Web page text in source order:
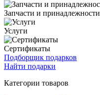
Запчасти и принадлежности
Услуги
Сертификаты
Подборщик подарков
Найти подарки
Категории товаров